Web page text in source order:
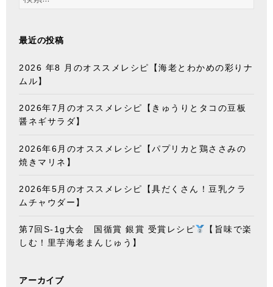
最近の投稿
2026 年8 月のオススメレシピ【海老とわかめの彩りナ
ムル】
2026年7月のオススメレシピ【きゅうりとタコの豆板
醤ネギサラダ】
2026年6月のオススメレシピ【パプリカと鶏ささみの
焼きマリネ】
2026年5月のオススメレシピ【具だくさん！豆乳クラ
ムチャウダー】
第7回S-1g大会 国循賞 銀賞 受賞レシピ
【旨味で楽
しむ！里芋海老まんじゅう】
アーカイブ